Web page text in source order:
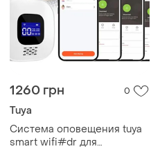
1260 грн 0
Tuya
Система оповещения tuya
smart wifi#dr для